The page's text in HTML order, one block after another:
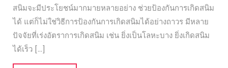
สนิมจะมีประโยชน์มากมายหลายอย่าง ช่วยป้องกันการเกิดสนิม
ได้ แต่ก็ไม่ใช่วิธีการป้องกันการเกิดสนิมได้อย่างถาวร มีหลาย
ปัจจัยที่เร่งอัตราการเกิดสนิม เช่น ยิ่งเป็นโลหะบาง ยิ่งเกิดสนิม
ได้เร็ว […]